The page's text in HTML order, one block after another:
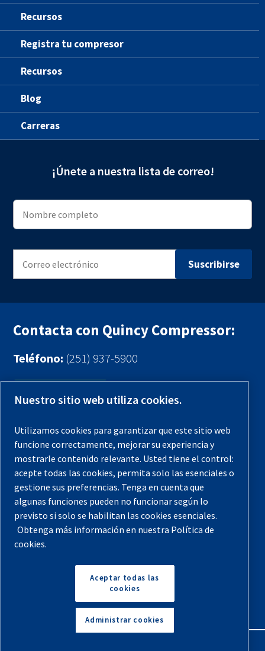
Recursos
Registra tu compresor
Recursos
Blog
Carreras
¡Únete a nuestra lista de correo!
Contacta con Quincy Compressor:
Teléfono: (251) 937-5900
Contáctenos
Registra tu compresor
Aviso legal
Garantías
Política de privacidad
Términos y Condiciones
Mapa del sitio
© 2026 Quincy Compressor. Todos los derechos
Volver arriba
Nuestro sitio web utiliza cookies.
Utilizamos cookies para garantizar que este sitio web
funcione correctamente, mejorar su experiencia y
mostrarle contenido relevante. Usted tiene el control:
acepte todas las cookies, permita solo las esenciales o
gestione sus preferencias. Tenga en cuenta que
algunas funciones pueden no funcionar según lo
previsto si solo se habilitan las cookies esenciales.
Obtenga más información en nuestra Política de
cookies.
Aceptar todas las
cookies
Administrar cookies